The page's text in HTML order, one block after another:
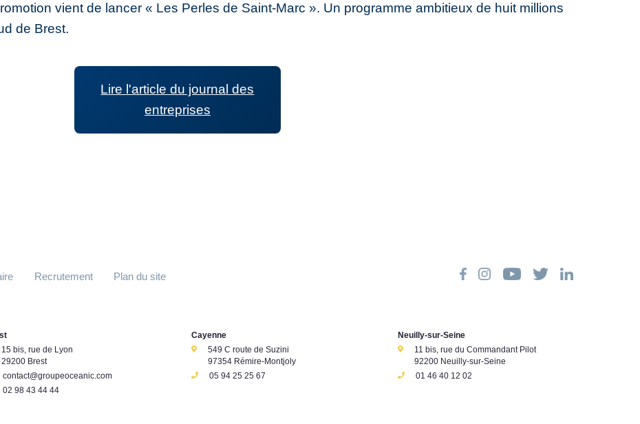
vient de lancer « Les Perles de Saint-Marc ». Un programme ambitieux de huit millions
de Brest.
Lire l'article du journal des
entreprises
Recrutement Plan du site
15 bis, rue de Lyon
29200 Brest
contact@groupeoceanic.com
02 98 43 44 44
Cayenne
549 C route de Suzini
97354 Rémire-Montjoly
05 94 25 25 67
Neuilly-sur-Seine
11 bis, rue du Commandant Pilot
92200 Neuilly-sur-Seine
01 46 40 12 02